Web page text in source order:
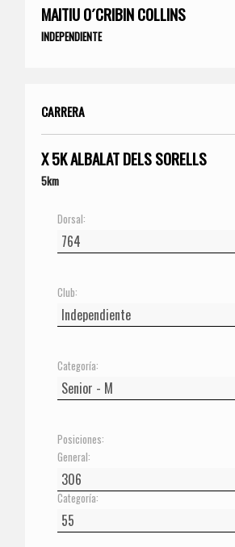
MAITIU O´CRIBIN COLLINS
INDEPENDIENTE
CARRERA
X 5K ALBALAT DELS SORELLS
5km
Dorsal:
Club:
Categoría:
Posiciones:
General:
Categoría: